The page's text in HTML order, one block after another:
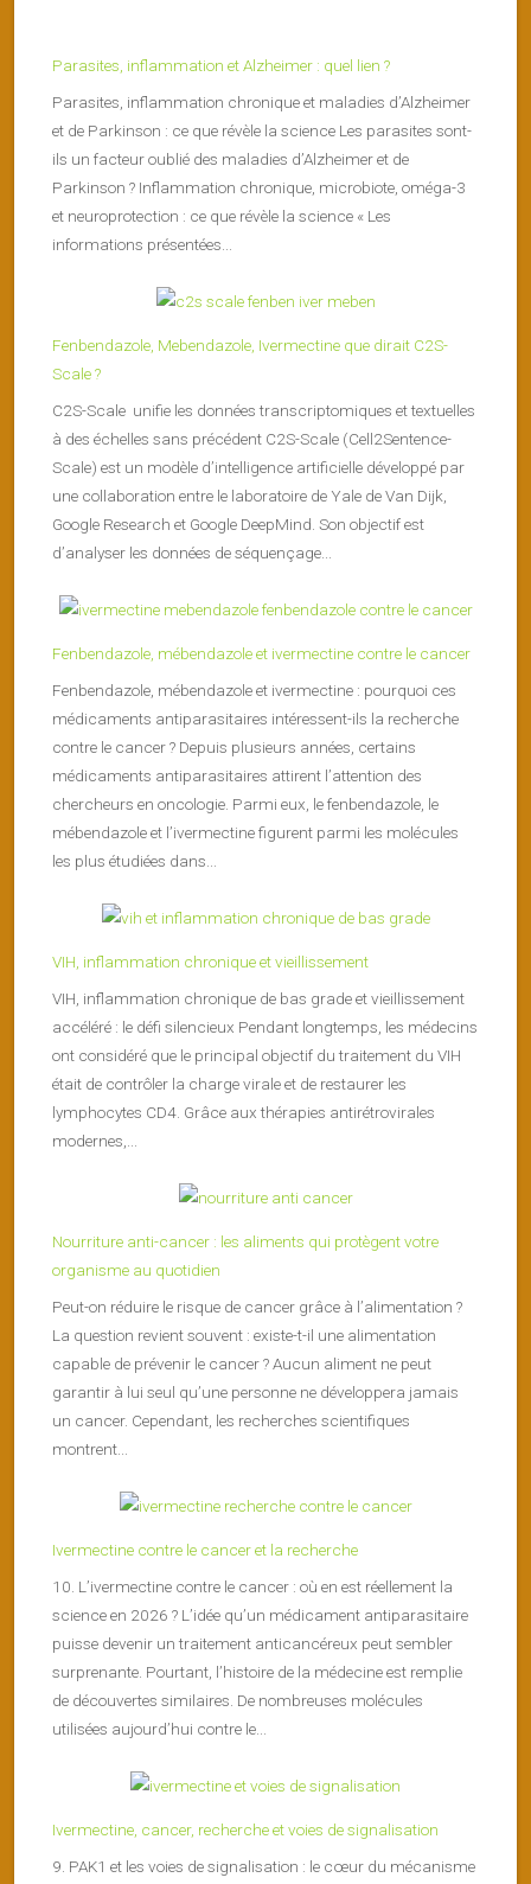
Parasites, inflammation et Alzheimer : quel lien ?
Parasites, inflammation chronique et maladies d’Alzheimer
et de Parkinson : ce que révèle la science Les parasites sont-
ils un facteur oublié des maladies d’Alzheimer et de
Parkinson ? Inflammation chronique, microbiote, oméga-3
et neuroprotection : ce que révèle la science « Les
informations présentées...
Fenbendazole, Mebendazole, Ivermectine que dirait C2S-
Scale ?
C2S-Scale unifie les données transcriptomiques et textuelles
à des échelles sans précédent C2S-Scale (Cell2Sentence-
Scale) est un modèle d’intelligence artificielle développé par
une collaboration entre le laboratoire de Yale de Van Dijk,
Google Research et Google DeepMind. Son objectif est
d’analyser les données de séquençage...
Fenbendazole, mébendazole et ivermectine contre le cancer
Fenbendazole, mébendazole et ivermectine : pourquoi ces
médicaments antiparasitaires intéressent-ils la recherche
contre le cancer ? Depuis plusieurs années, certains
médicaments antiparasitaires attirent l’attention des
chercheurs en oncologie. Parmi eux, le fenbendazole, le
mébendazole et l’ivermectine figurent parmi les molécules
les plus étudiées dans...
VIH, inflammation chronique et vieillissement
VIH, inflammation chronique de bas grade et vieillissement
accéléré : le défi silencieux Pendant longtemps, les médecins
ont considéré que le principal objectif du traitement du VIH
était de contrôler la charge virale et de restaurer les
lymphocytes CD4. Grâce aux thérapies antirétrovirales
modernes,...
Nourriture anti-cancer : les aliments qui protègent votre
organisme au quotidien
Peut-on réduire le risque de cancer grâce à l’alimentation ?
La question revient souvent : existe-t-il une alimentation
capable de prévenir le cancer ? Aucun aliment ne peut
garantir à lui seul qu’une personne ne développera jamais
un cancer. Cependant, les recherches scientifiques
montrent...
Ivermectine contre le cancer et la recherche
10. L’ivermectine contre le cancer : où en est réellement la
science en 2026 ? L’idée qu’un médicament antiparasitaire
puisse devenir un traitement anticancéreux peut sembler
surprenante. Pourtant, l’histoire de la médecine est remplie
de découvertes similaires. De nombreuses molécules
utilisées aujourd’hui contre le...
Ivermectine, cancer, recherche et voies de signalisation
9. PAK1 et les voies de signalisation : le cœur du mécanisme